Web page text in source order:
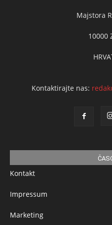
Majstora
10000
Kontaktirajte nas:
Kontakt
Impressum
Marketing